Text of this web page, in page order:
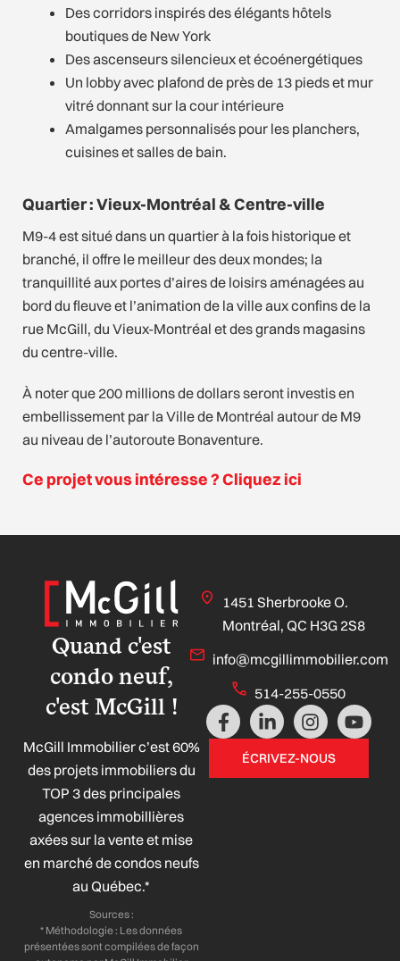
Des corridors inspirés des élégants hôtels
boutiques de New York
Des ascenseurs silencieux et écoénergétiques
Un lobby avec plafond de près de 13 pieds et mur
vitré donnant sur la cour intérieure
Amalgames personnalisés pour les planchers,
cuisines et salles de bain.
Quartier : Vieux-Montréal & Centre-ville
M9-4 est situé dans un quartier à la fois historique et
branché, il offre le meilleur des deux mondes; la
tranquillité aux portes d’aires de loisirs aménagées au
bord du fleuve et l’animation de la ville aux confins de la
rue McGill, du Vieux-Montréal et des grands magasins
du centre-ville.
À noter que 200 millions de dollars seront investis en
embellissement par la Ville de Montréal autour de M9
au niveau de l’autoroute Bonaventure.
Ce projet vous intéresse ? Cliquez ici
Quand c'est
condo neuf,
c'est McGill !
McGill Immobilier c’est 60%
des projets immobiliers du
TOP 3 des principales
agences immobillières
axées sur la vente et mise
en marché de condos neufs
au Québec.*
Sources :
* Méthodologie : Les données
présentées sont compilées de façon
1451 Sherbrooke O.
Montréal, QC H3G 2S8
info@mcgillimmobilier.com
514-255-0550
F
a
L
i
n
k
I
n
s
t
Y
o
ÉCRIVEZ-NOUS